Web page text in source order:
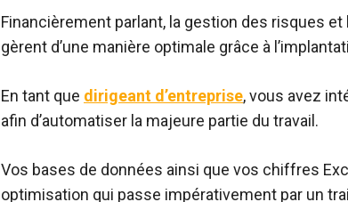
Financièrement parlant, la gestion des risques
gèrent d’une manière optimale grâce à
En tant que dirigeant d’entreprise, vous avez
afin d’automatiser la majeure partie du travail.
Vos bases de données ainsi que vos chiffres
optimisation qui passe impérativement par un